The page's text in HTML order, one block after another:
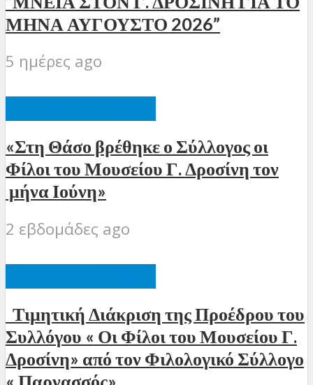
ΜΗΝΑ ΑΥΓΟΥΣΤΟ 2026”
5 ημέρες ago
«Στη Θάσο βρέθηκε ο Σύλλογος οι
Φίλοι του Μουσείου Γ. Δροσίνη τον
μήνα Ιούνη»
2 εβδομάδες ago
Τιμητική Διάκριση της Προέδρου του
Συλλόγου « Οι Φίλοι του Μουσείου Γ.
Δροσίνη» από τον Φιλολογικό Σύλλογο
« Παρνασσός»